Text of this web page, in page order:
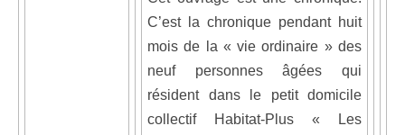
C’est la chronique pendant huit
mois de la « vie ordinaire » des
neuf personnes âgées qui
résident dans le petit domicile
collectif Habitat-Plus « Les